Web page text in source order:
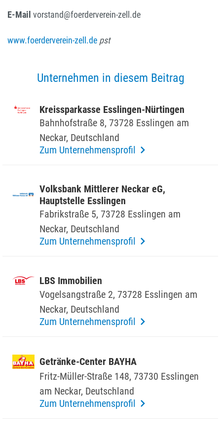
E-Mail vorstand@foerderverein-zell.de
www.foerderverein-zell.de pst
Unternehmen in diesem Beitrag
Kreis­spar­kasse Esslingen-Nürtingen
Bahn­hof­straße 8, 73728 Esslingen am
Neckar, Deutsch­land
Zum Unternehmensprofil
Volks­bank Mitt­lerer Neckar eG,
Haupt­stelle Esslingen
Fabrik­straße 5, 73728 Esslingen am
Neckar, Deutsch­land
Zum Unternehmensprofil
LBS Immo­bi­lien
Vogel­sang­straße 2, 73728 Esslingen am
Neckar, Deutsch­land
Zum Unternehmensprofil
Getränke-Center BAYHA
Fritz-Müller-Straße 148, 73730 Esslingen
am Neckar, Deutsch­land
Zum Unternehmensprofil